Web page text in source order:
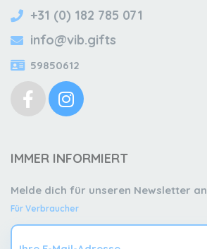
+31 (0) 182 785 071
info@vib.gifts
59850612
IMMER INFORMIERT
Melde dich für unseren Newsletter an
Für Verbraucher